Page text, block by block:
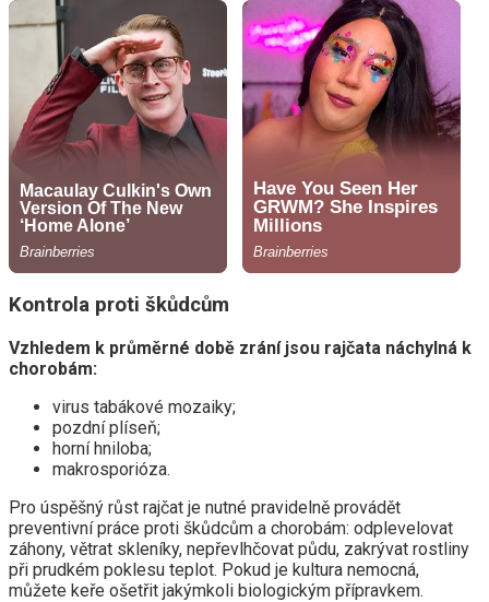
Kontrola proti škůdcům
Vzhledem k průměrné době zrání jsou rajčata náchylná k
chorobám:
virus tabákové mozaiky;
pozdní plíseň;
horní hniloba;
makrosporióza.
Pro úspěšný růst rajčat je nutné pravidelně provádět
preventivní práce proti škůdcům a chorobám: odplevelovat
záhony, větrat skleníky, nepřevlhčovat půdu, zakrývat rostliny
při prudkém poklesu teplot. Pokud je kultura nemocná,
můžete keře ošetřit jakýmkoli biologickým přípravkem.